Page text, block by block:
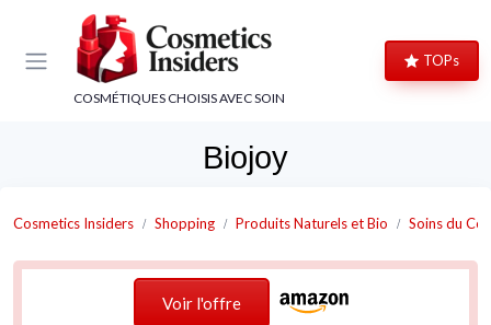
COSMÉTIQUES CHOISIS AVEC SOIN
TOPs
Biojoy
Cosmetics Insiders Shopping Produits Naturels et Bio Soins du
Voir l'offre
Panneau de gestion des cookies